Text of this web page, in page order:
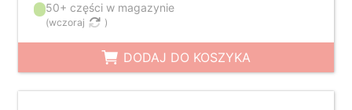
50+ części w magazynie
(wczoraj )
DODAJ DO KOSZYKA